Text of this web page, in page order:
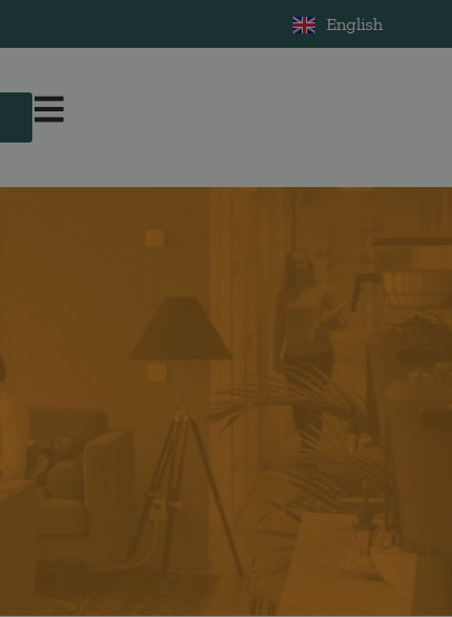
English